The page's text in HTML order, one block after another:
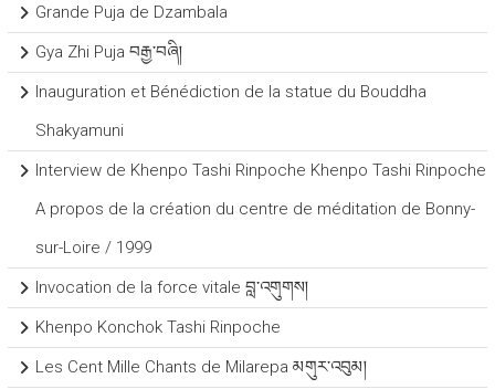
Grande Puja de Dzambala
Gya Zhi Puja བརྒྱ་བཞི།
Inauguration et Bénédiction de la statue du Bouddha
Shakyamuni
Interview de Khenpo Tashi Rinpoche Khenpo Tashi Rinpoche
A propos de la création du centre de méditation de Bonny-
sur-Loire / 1999
Invocation de la force vitale བླ་འགུགས།
Khenpo Konchok Tashi Rinpoche
Les Cent Mille Chants de Milarepa མགུར་འབུམ།